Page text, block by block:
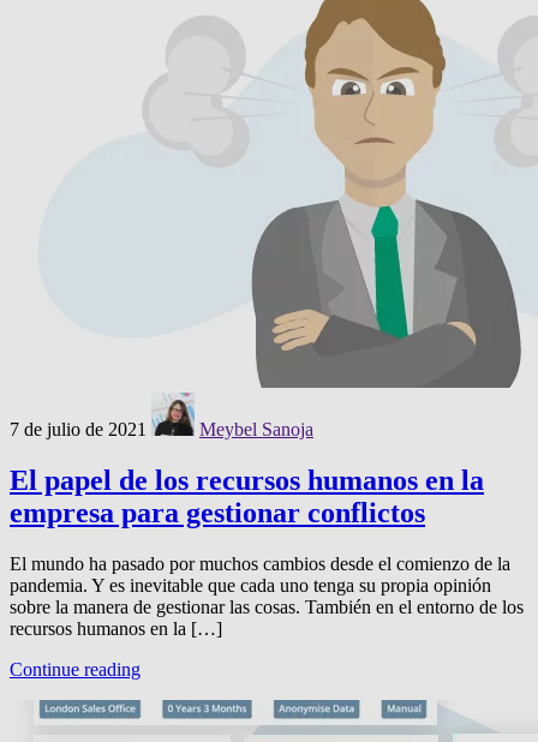
7 de julio de 2021 Meybel Sanoja
El papel de los recursos humanos en la
empresa para gestionar conflictos
El mundo ha pasado por muchos cambios desde el comienzo de la
pandemia. Y es inevitable que cada uno tenga su propia opinión
sobre la manera de gestionar las cosas. También en el entorno de los
recursos humanos en la […]
Continue reading